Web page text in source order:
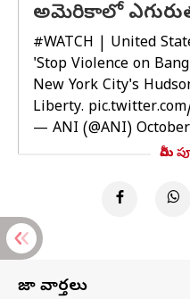
అమెరికాలో
#WATCH | United
'Stop Violence on
New York City's
Liberty.
— ANI (@ANI)
మీరు
తాజా వార్తలు